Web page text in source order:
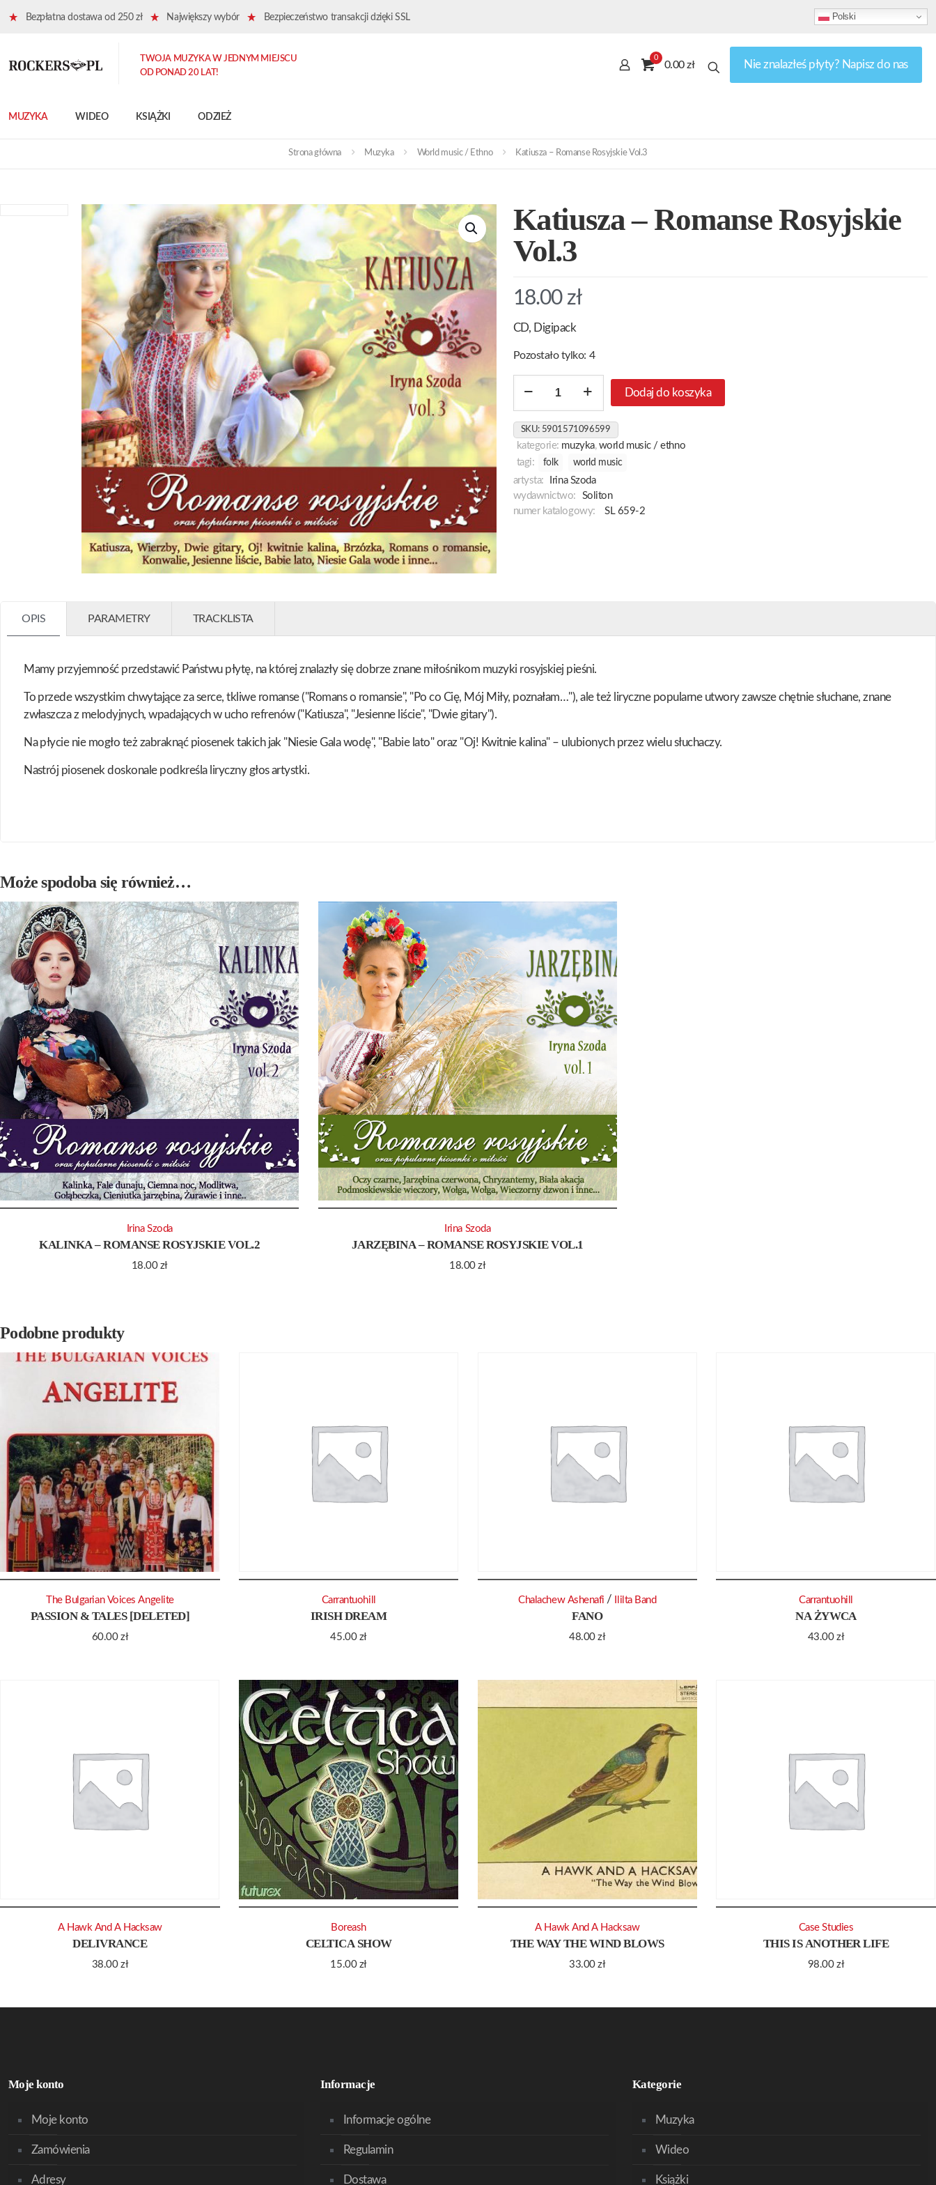
Bezpłatna dostawa od 250 zł Największy wybór Bezpieczeństwo transakcji dzięki SSL Polski
MUZYKA WIDEO KSIĄŻKI ODZIEŻ
TWOJA MUZYKA W JEDNYM MIEJSCU
OD PONAD 20 LAT!
0
0.00 zł Nie znalazłeś płyty? Napisz do nas
Strona główna Muzyka World music / Ethno Katiusza – Romanse Rosyjskie Vol.3
Katiusza – Romanse Rosyjskie
Vol.3
18.00 zł
CD, Digipack
Pozostało tylko: 4
Romanse
Rosyjskie
Vol.3
Dodaj do koszyka
SKU: 5901571096599
kategorie: muzyka, world music / ethno
tagi:
folk world music
artysta:
Irina Szoda
wydawnictwo:
Soliton
numer katalogowy:
SL 659-2
OPIS PARAMETRY TRACKLISTA
Mamy przyjemność przedstawić Państwu płytę, na której znalazły się dobrze znane miłośnikom muzyki rosyjskiej pieśni.
To przede wszystkim chwytające za serce, tkliwe romanse ("Romans o romansie", "Po co Cię, Mój Miły, poznałam…"), ale też liryczne popularne utwory zawsze chętnie słuchane, znane
zwłaszcza z melodyjnych, wpadających w ucho refrenów ("Katiusza", "Jesienne liście", "Dwie gitary").
Na płycie nie mogło też zabraknąć piosenek takich jak "Niesie Gala wodę", "Babie lato" oraz "Oj! Kwitnie kalina" – ulubionych przez wielu słuchaczy.
Nastrój piosenek doskonale podkreśla liryczny głos artystki.
Może spodoba się również…
KALINKA – ROMANSE ROSYJSKIE VOL.2
18.00 zł
Irina Szoda
JARZĘBINA – ROMANSE ROSYJSKIE VOL.1
18.00zł
Irina Szoda
Podobne produkty
PASSION & TALES [DELETED]
60.00zł
The Bulgarian Voices Angelite
IRISH DREAM
45.00 zł
Carrantuohill
FANO
48.00zł
Chalachew Ashenafi / Ililta Band
NA ŻYWCA
43.00zł
Carrantuohill
DELIVRANCE
38.00zł
A Hawk And A Hacksaw
CELTICA SHOW
15.00 zł
Boreash
THE WAY THE WIND BLOWS
33.00zł
A Hawk And A Hacksaw
THIS IS ANOTHER LIFE
98.00zł
Case Studies
Moje konto
Moje konto
Zamówienia
Adresy
Informacje
Informacje ogólne
Regulamin
Dostawa
Kategorie
Muzyka
Wideo
Książki